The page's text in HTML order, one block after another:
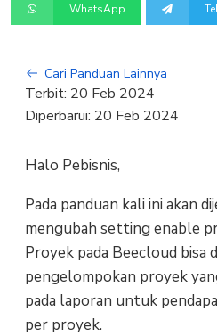
WhatsApp
Cari Panduan Lainnya
Terbit: 20 Feb 2024
Diperbarui: 20 Feb 2024
Halo Pebisnis,
Pada panduan kali ini akan
mengubah setting enable
Proyek pada Beecloud bisa
pengelompokan proyek
pada laporan untuk
per proyek.